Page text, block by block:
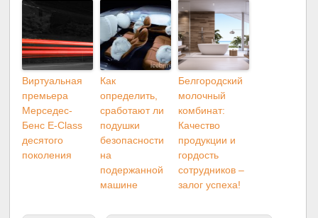
Виртуальная
премьера
Мерседес-
Бенс E-Class
десятого
поколения
Как
определить,
сработают ли
подушки
безопасности
на
подержанной
машине
Белгородский
молочный
комбинат:
Качество
продукции и
гордость
сотрудников –
залог успеха!